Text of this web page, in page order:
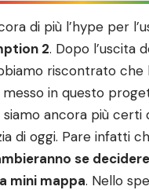
di più l’hype per
2. Dopo l’uscita
riscontrato che
messo in questo
siamo ancora più certi
di oggi. Pare infatti
se
mini mappa. Nello